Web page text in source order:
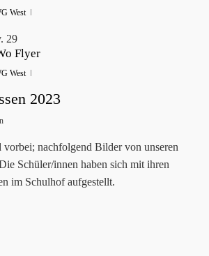
West
29
Flyer
West
2023
nachfolgend Bilder von unseren
Schüler/innen haben sich mit ihren
im Schulhof aufgestellt.